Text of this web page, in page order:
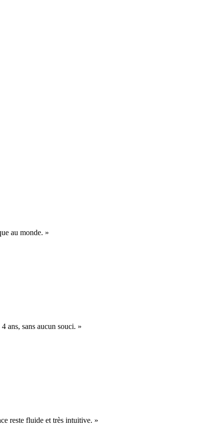
au monde. »
ans, sans aucun souci. »
reste fluide et très intuitive. »